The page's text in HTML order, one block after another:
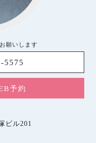
願いします
5575
予約
ビル201